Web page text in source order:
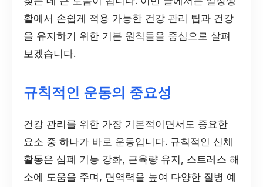
활에서 손쉽게 적용 가능한 건강 관리 팁과 건강
을 유지하기 위한 기본 원칙들을 중심으로 살펴
보겠습니다.
규칙적인 운동의 중요성
건강 관리를 위한 가장 기본적이면서도 중요한
요소 중 하나가 바로 운동입니다. 규칙적인 신체
활동은 심폐 기능 강화, 근육량 유지, 스트레스 해
소에 도움을 주며, 면역력을 높여 다양한 질병 예